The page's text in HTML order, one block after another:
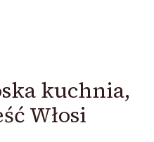
kuchnia,
Włosi